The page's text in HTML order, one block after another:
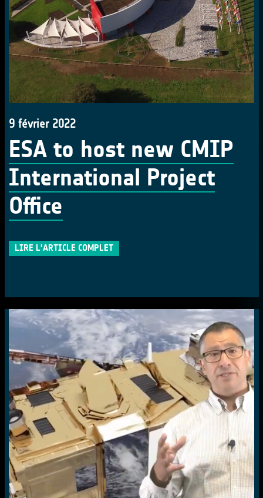
9 février 2022
ESA to host new CMIP
International Project
Office
LIRE L'ARTICLE COMPLET